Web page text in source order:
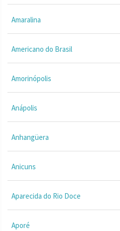
Amaralina
Americano do Brasil
Amorinópolis
Anápolis
Anhangüera
Anicuns
Aparecida do Rio Doce
Aporé